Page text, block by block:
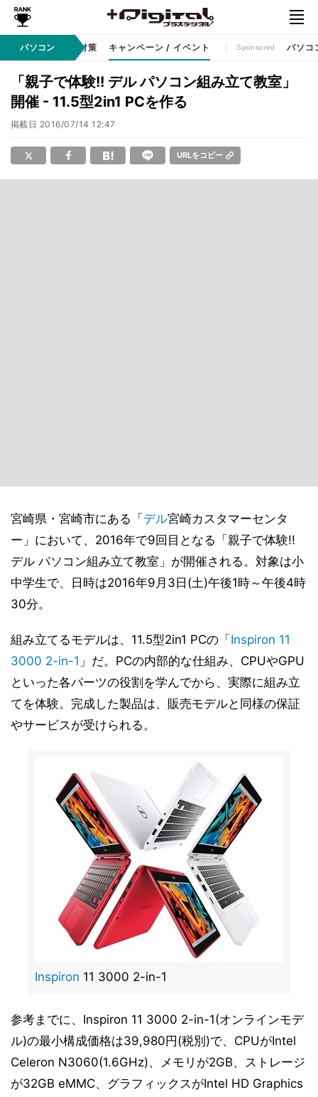
パソコン
セキュリティ対策 キャンペーン / イベント Sponsored パソコ
「親子で体験!! デル パソコン組み立て教室」
開催 - 11.5型2in1 PCを作る
掲載日 2016/07/14 12:47
URLをコピー
宮崎県・宮崎市にある「 デル宮崎カスタマーセンタ
ー」において、2016年で9回目となる「親子で体験!!
デル パソコン組み立て教室」が開催される。対象は小
中学生で、日時は2016年9月3日(土)午後1時～午後4時
30分。
組み立てるモデルは、11.5型2in1 PCの「 Inspiron 11
3000 2-in-1 」だ。PCの内部的な仕組み、CPUやGPU
といった各パーツの役割を学んでから、実際に組み立
てを体験。完成した製品は、販売モデルと同様の保証
やサービスが受けられる。
Inspiron 11 3000 2-in-1
参考までに、Inspiron 11 3000 2-in-1(オンラインモデ
ル)の最小構成価格は39,980円(税別)で、CPUがIntel
Celeron N3060(1.6GHz)、メモリが2GB、ストレージ
が32GB eMMC、グラフィックスがIntel HD Graphics